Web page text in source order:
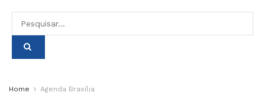
Home Agenda Brasília